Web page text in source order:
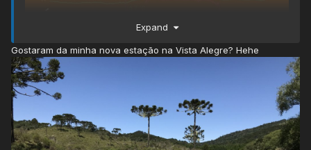
Expand
Gostaram da minha nova estação na Vista Alegre? Hehe